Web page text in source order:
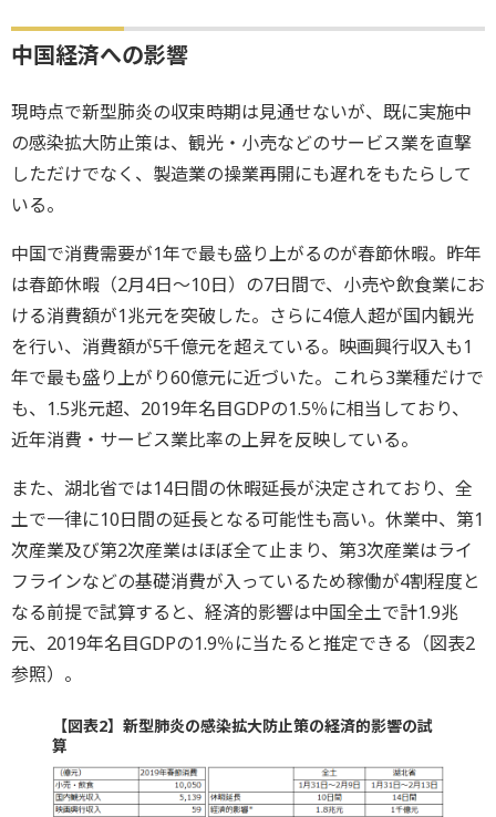
中国経済への影響
現時点で新型肺炎の収束時期は見通せないが、既に実施中
の感染拡大防止策は、観光・小売などのサービス業を直撃
しただけでなく、製造業の操業再開にも遅れをもたらして
いる。
中国で消費需要が1年で最も盛り上がるのが春節休暇。昨年
は春節休暇（2月4日～10日）の7日間で、小売や飲食業にお
ける消費額が1兆元を突破した。さらに4億人超が国内観光
を行い、消費額が5千億元を超えている。映画興行収入も1
年で最も盛り上がり60億元に近づいた。これら3業種だけで
も、1.5兆元超、2019年名目GDPの1.5％に相当しており、
近年消費・サービス業比率の上昇を反映している。
また、湖北省では14日間の休暇延長が決定されており、全
土で一律に10日間の延長となる可能性も高い。休業中、第1
次産業及び第2次産業はほぼ全て止まり、第3次産業はライ
フラインなどの基礎消費が入っているため稼働が4割程度と
なる前提で試算すると、経済的影響は中国全土で計1.9兆
元、2019年名目GDPの1.9％に当たると推定できる（図表2
参照）。
【図表2】新型肺炎の感染拡大防止策の経済的影響の試
算